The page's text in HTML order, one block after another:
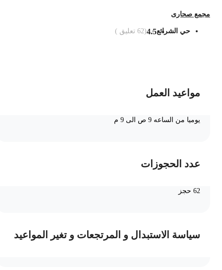
صحارى
حي الشرائع4.5
(
62تعليق )
مواعيد العمل
يوميا من الساعه 9 ص الى 9 م
عدد الحجوزات
سياسة الاستبدال و المرتجعات و تغير المواعيد